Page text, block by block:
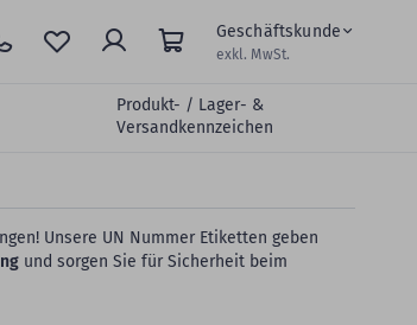
Geschäftskunde
exkl. MwSt.
Produkt- / Lager- &
Versandkennzeichen
Unsere UN Nummer Etiketten geben
und sorgen Sie für Sicherheit beim